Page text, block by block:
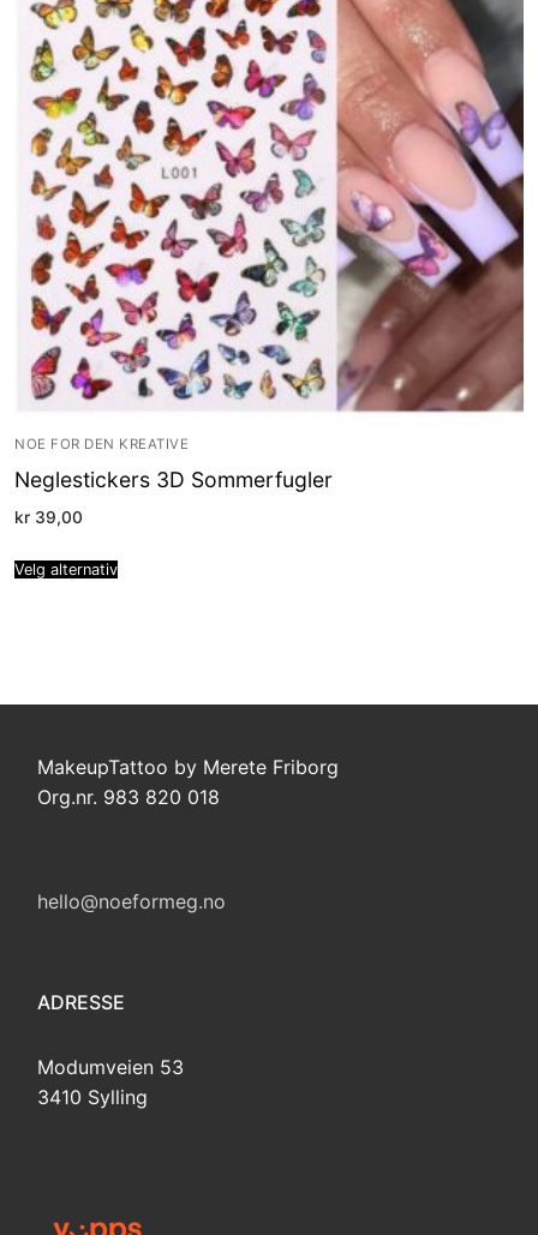
NOE FOR DEN KREATIVE
Neglestickers 3D Sommerfugler
kr 39,00
Velg alternativ
MakeupTattoo by Merete Friborg
Org.nr. 983 820 018
hello@noeformeg.no
ADRESSE
Modumveien 53
3410 Sylling